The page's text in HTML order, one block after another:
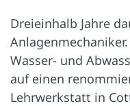
Dreieinhalb Jahre
Wasser- und
auf einen
Lehrwerkstatt in